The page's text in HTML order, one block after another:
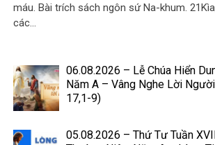
máu. Bài trích sách ngôn sứ Na-khum.
các...
06.08.2026 – Lễ Chúa Hiển
Năm A – Vâng Nghe Lời
17,1-9)
05.08.2026 – Thứ Tư Tuần